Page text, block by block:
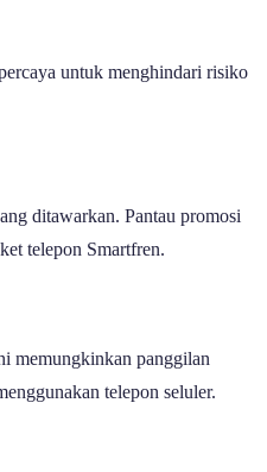
untuk menghindari risiko
ditawarkan. Pantau promosi
telepon Smartfren.
memungkinkan panggilan
telepon seluler.